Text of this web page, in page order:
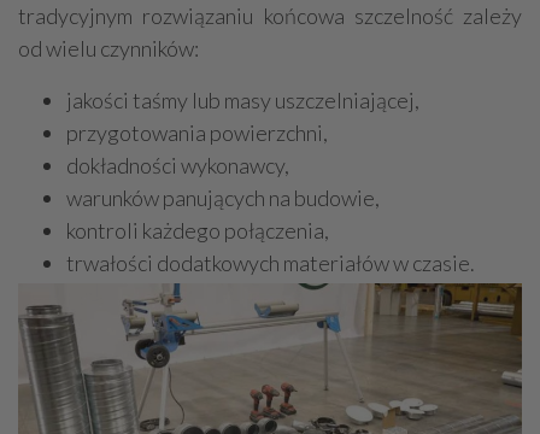
tradycyjnym rozwiązaniu końcowa szczelność zależy
od wielu czynników:
jakości taśmy lub masy uszczelniającej,
przygotowania powierzchni,
dokładności wykonawcy,
warunków panujących na budowie,
kontroli każdego połączenia,
trwałości dodatkowych materiałów w czasie.